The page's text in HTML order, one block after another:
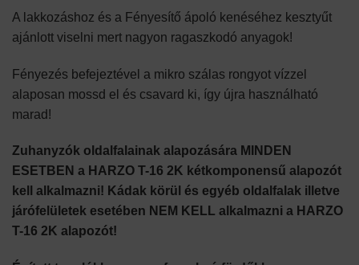
A lakkozáshoz és a Fényesítő ápoló kenéséhez kesztyűt
ajánlott viselni mert nagyon ragaszkodó anyagok!
Fényezés befejeztével a mikro szálas rongyot vízzel
alaposan mossd el és csavard ki, így újra használható
marad!
Zuhanyzók oldalfalainak alapozására MINDEN
ESETBEN a HARZO T-16 2K kétkomponensű alapozót
kell alkalmazni! Kádak körül és egyéb oldalfalak illetve
járófelületek esetében NEM KELL alkalmazni a HARZO
T-16 2K alapozót!